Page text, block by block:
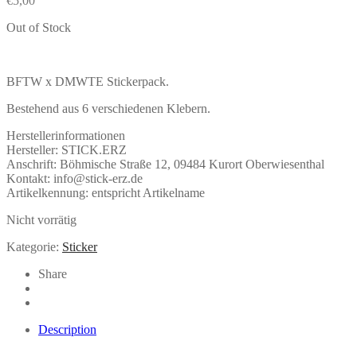
Out of Stock
BFTW x DMWTE Stickerpack.
Bestehend aus 6 verschiedenen Klebern.
Herstellerinformationen
Hersteller: STICK.ERZ
Anschrift: Böhmische Straße 12, 09484 Kurort Oberwiesenthal
Kontakt: info@stick-erz.de
Artikelkennung: entspricht Artikelname
Nicht vorrätig
Kategorie: Sticker
Share
Description